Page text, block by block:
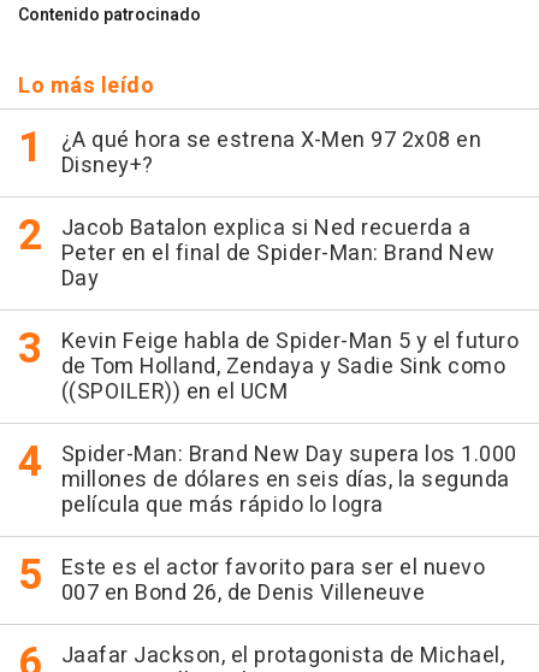
Contenido patrocinado
Lo más leído
¿A qué hora se estrena X-Men 97 2x08 en
Disney+?
Jacob Batalon explica si Ned recuerda a
Peter en el final de Spider-Man: Brand New
Day
Kevin Feige habla de Spider-Man 5 y el futuro
de Tom Holland, Zendaya y Sadie Sink como
((SPOILER)) en el UCM
Spider-Man: Brand New Day supera los 1.000
millones de dólares en seis días, la segunda
película que más rápido lo logra
Este es el actor favorito para ser el nuevo
007 en Bond 26, de Denis Villeneuve
Jaafar Jackson, el protagonista de Michael,